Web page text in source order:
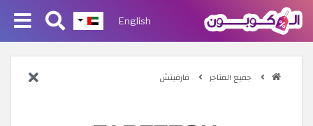
English
جميع المتاجر فارفيتش